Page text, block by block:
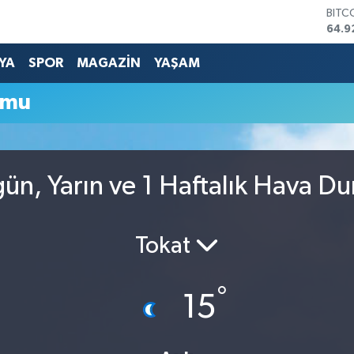
SPOR MAGAZİN YAŞAM
Yarın ve 1 Haftalık Hava
Tokat
15°